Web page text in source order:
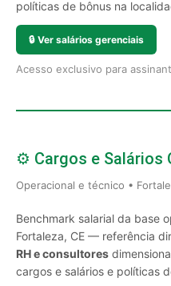
políticas de bônus na
🔒 Ver salários gerenciais
Acesso exclusivo para
⚙️ Cargos e Salários
Operacional e técnico •
Benchmark salarial da base
Fortaleza, CE — referência
RH e consultores
cargos e salários e políticas